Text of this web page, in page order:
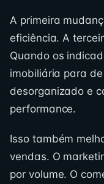
A primeira
eficiência. A
Quando os
imobiliária para
desorganizado e
performance.
Isso também
vendas. O
por volume. O